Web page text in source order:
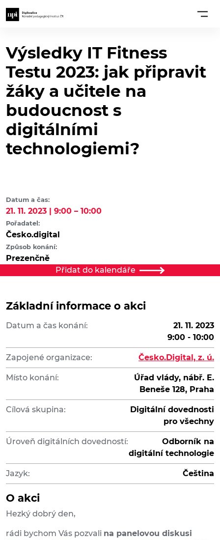
Výsledky IT Fitness
Testu 2023: jak připravit
žáky a učitele na
budoucnost s
digitálními
technologiemi?
Datum a čas:
21. 11. 2023 | 9:00 – 10:00
Pořadatel:
Česko.digital
Způsob konání:
Prezenčně
Přidat do kalendáře
Základní informace o akci
Datum a čas konání:
21. 11. 2023
9:00 - 10:00
Zapojené organizace: Česko.Digital, z. ú.
Místo konání:
Úřad vlády, nábř. E.
Beneše 128, Praha
Cílová skupina:
Digitální dovednosti
pro všechny
Úroveň digitálních dovedností:
Odborník na
digitální technologie
Jazyk: Čeština
O akci
Hezký dobrý den,
rádi bychom Vás pozvali na panelovou diskusi